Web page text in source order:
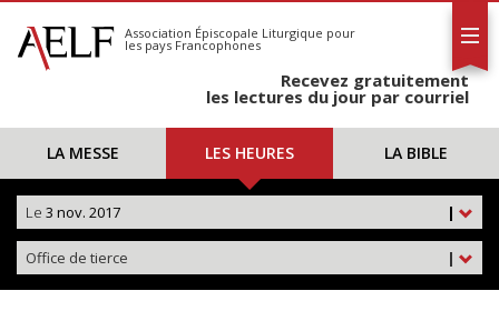
S'abonner
Calendrier
Association Épiscopale Liturgique pour
les pays Francophones
Recevez gratuitement
les lectures du jour par courriel
LA MESSE LES HEURES LA BIBLE
|
Le 3 nov. 2017
|
Office de tierce